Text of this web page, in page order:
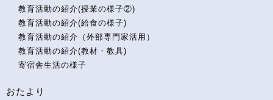
教育活動の紹介(授業の様子②)
教育活動の紹介(給食の様子)
教育活動の紹介（外部専門家活用）
教育活動の紹介(教材・教具)
寄宿舎生活の様子
おたより